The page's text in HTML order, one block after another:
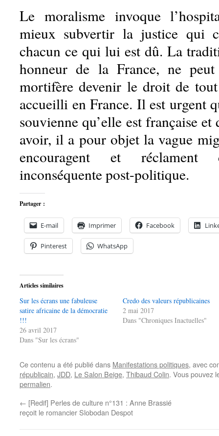
Le moralisme invoque
mieux subvertir la justice qui
chacun ce qui lui est dû. La
honneur de la France, ne peut
mortifère devenir le droit de
accueilli en France. Il est urgent
souvienne qu’elle est française
avoir, il a pour objet la vague
encouragent et
inconséquente post-politique.
Partager :
E-mail Imprimer Facebook
Pinterest WhatsApp
Articles similaires
Sur les écrans une fabuleuse
satire africaine de la démocratie
!!!
26 avril 2017
Dans "Sur les écrans"
Credo des valeurs républicaines
2 mai 2017
Dans "Chroniques Inactuelles"
Ce contenu a été publié dans Manifestations politiques, avec
républicain, JDD, Le Salon Beige, Thibaud Colin. Vous pouvez
permalien.
← [Redif] Perles de culture n°131 : Anne Brassié
reçoit le romancier Slobodan Despot